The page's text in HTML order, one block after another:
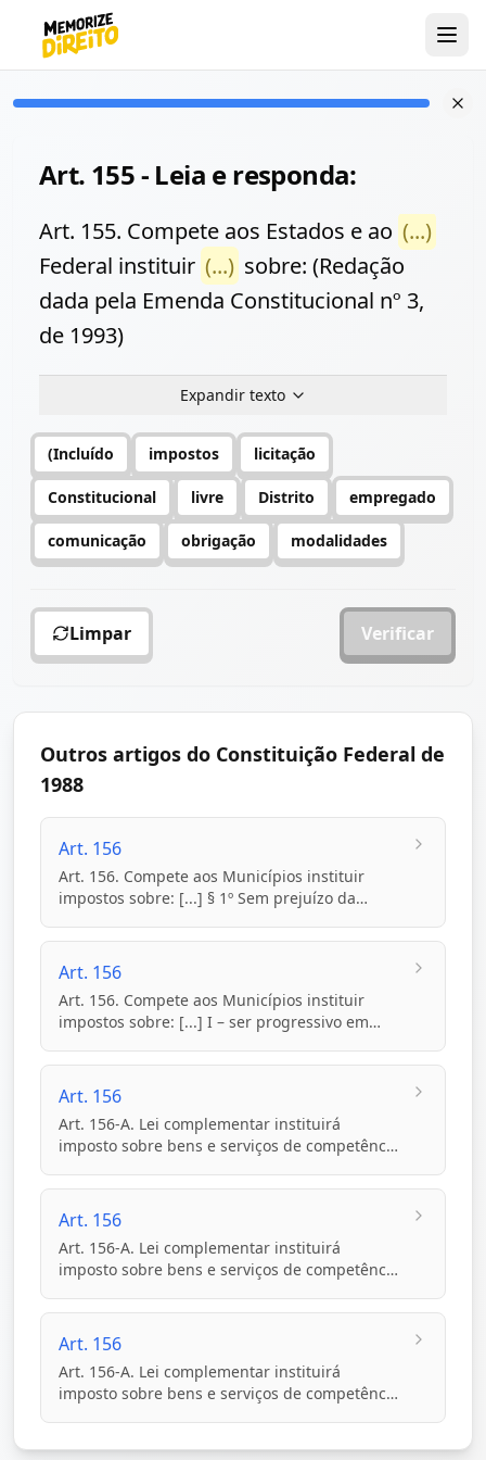
Art. 155 - Leia e responda:
Art. 155. Compete aos Estados e ao (...)
Federal instituir (...) sobre: (Redação
dada pela Emenda Constitucional nº 3,
de 1993)
Expandir texto
(Incluído impostos licitação
Constitucional livre Distrito empregado
comunicação obrigação modalidades
Limpar Verificar
Outros artigos do Constituição Federal de
1988
Art. 156
Art. 156. Compete aos Municípios instituir
impostos sobre: [...] § 1º Sem prejuízo da
Art. 156
Art. 156. Compete aos Municípios instituir
impostos sobre: [...] I – ser progressivo em
Art. 156
Art. 156-A. Lei complementar instituirá
imposto sobre bens e serviços de competência
Art. 156
Art. 156-A. Lei complementar instituirá
imposto sobre bens e serviços de competência
Art. 156
Art. 156-A. Lei complementar instituirá
imposto sobre bens e serviços de competência